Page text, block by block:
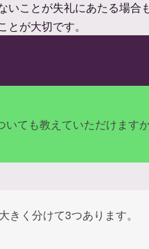
ことが失礼にあたる場合
が大切です。
いても教えていただけます
きく分けて3つあります。